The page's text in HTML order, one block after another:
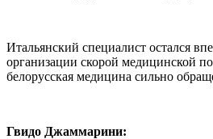
Итальянский специалист остался
организации скорой медицинской
белорусская медицина сильно
Гвидо Джаммарини: